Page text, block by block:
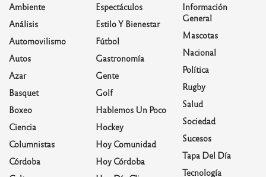
Ambiente
Análisis
Automovilismo
Autos
Azar
Basquet
Boxeo
Ciencia
Columnistas
Córdoba
Espectáculos
Estilo Y Bienestar
Fútbol
Gastronomía
Gente
Golf
Hablemos Un Poco
Hockey
Hoy Comunidad
Hoy Córdoba
Información
General
Mascotas
Nacional
Política
Rugby
Salud
Sociedad
Sucesos
Tapa Del Día
Tecnología